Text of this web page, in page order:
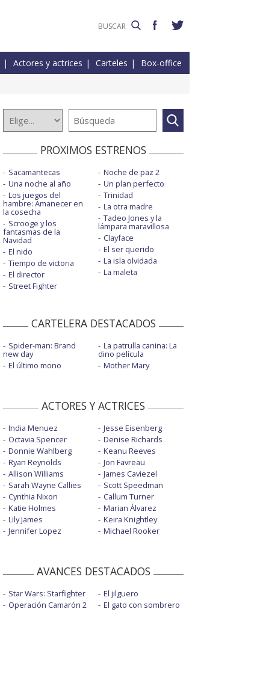
Actores y actrices Carteles Box-office
PROXIMOS ESTRENOS
Sacamantecas
Una noche al año
Los juegos del
hambre: Amanecer en
la cosecha
Scrooge y los
fantasmas de la
Navidad
El nido
Tiempo de victoria
El director
Street Fighter
Noche de paz 2
Un plan perfecto
Trinidad
La otra madre
Tadeo Jones y la
lámpara maravillosa
Clayface
El ser querido
La isla olvidada
La maleta
CARTELERA DESTACADOS
Spider-man: Brand
new day
El último mono
La patrulla canina: La
dino película
Mother Mary
ACTORES Y ACTRICES
India Menuez
Octavia Spencer
Donnie Wahlberg
Ryan Reynolds
Allison Williams
Sarah Wayne Callies
Cynthia Nixon
Katie Holmes
Lily James
Jennifer Lopez
Jesse Eisenberg
Denise Richards
Keanu Reeves
Jon Favreau
James Caviezel
Scott Speedman
Callum Turner
Marian Álvarez
Keira Knightley
Michael Rooker
AVANCES DESTACADOS
Star Wars: Starfighter
Operación Camarón 2
El jilguero
El gato con sombrero